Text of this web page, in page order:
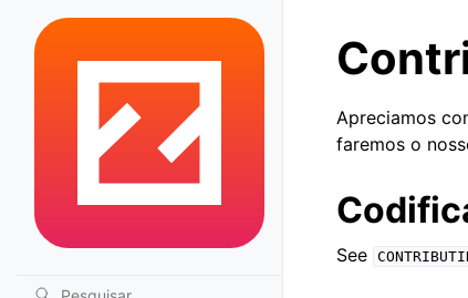
Apreciamos
faremos o
See